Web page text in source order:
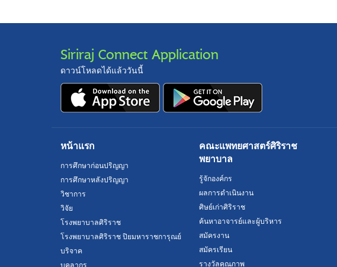
Siriraj Connect Application
ดาวน์โหลดได้แล้ววันนี้
หน้าแรก
การศึกษาก่อนปริญญา
การศึกษาหลังปริญญา
วิชาการ
วิจัย
โรงพยาบาลศิริราช
โรงพยาบาลศิริราช ปิยมหาราชการุณย์
บริจาค
คณะแพทยศาสตร์ศิริราช
พยาบาล
รู้จักองค์กร
ผลการดำเนินงาน
ศิษย์เก่าศิริราช
ค้นหาอาจารย์และผู้บริหาร
สมัครงาน
สมัครเรียน
รางวัลคุณภาพ